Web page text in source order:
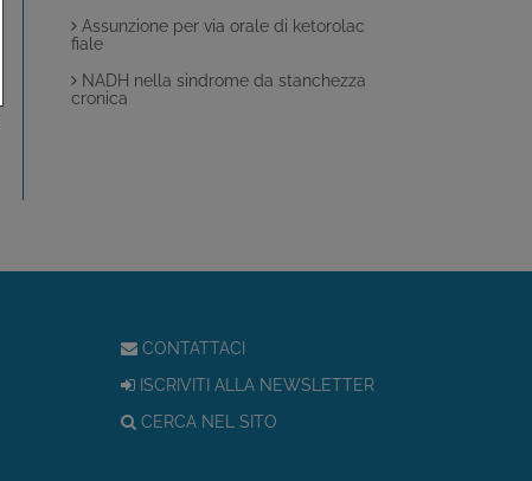
Assunzione per via orale di ketorolac
fiale
NADH nella sindrome da stanchezza
cronica
CONTATTACI
ISCRIVITI ALLA NEWSLETTER
CERCA NEL SITO